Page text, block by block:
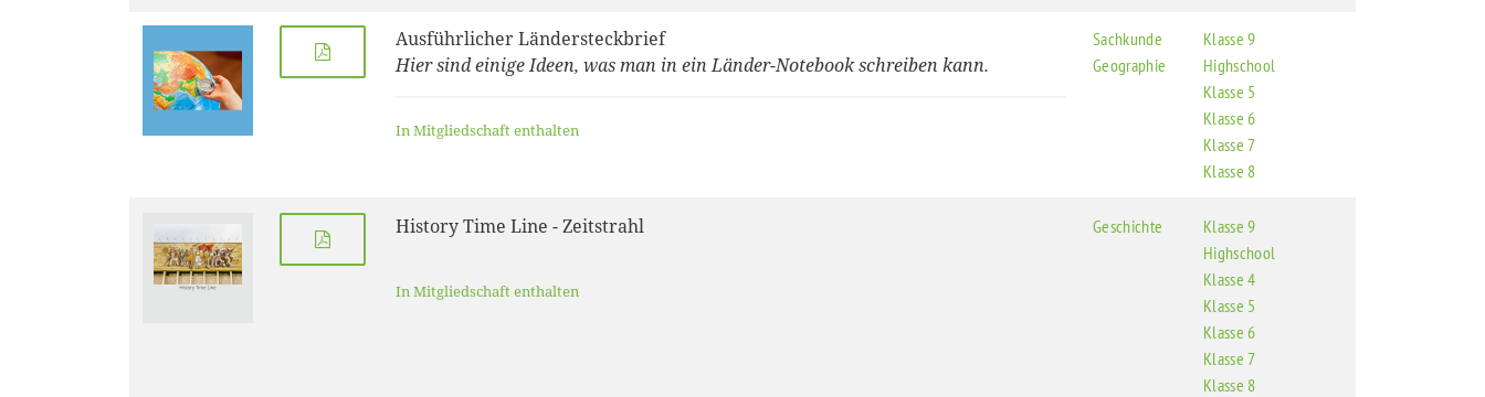
Ausführlicher Ländersteckbrief
Hier sind einige Ideen, was man in ein Länder-Notebook schreiben kann.
In Mitgliedschaft enthalten
Sachkunde
Geographie
Klasse 9
Highschool
Klasse 5
Klasse 6
Klasse 7
Klasse 8
History Time Line - Zeitstrahl
In Mitgliedschaft enthalten
Geschichte
Klasse 9
Highschool
Klasse 4
Klasse 5
Klasse 6
Klasse 7
Klasse 8